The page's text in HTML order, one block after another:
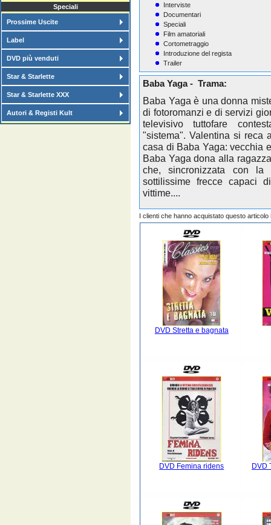
Speciali
Prossime Uscite
Label
DVD più venduti
Star & Starlette
Star & Starlette XXX
Autori & Registi Kult
Interviste
Documentari
Speciali
Film amatoriali
Cortometraggio
Introduzione del regista
Trailer
Baba Yaga - Trama:
Baba Yaga è una donna
di fotoromanzi e di servizi
televisivo tuttofare
"sistema". Valentina si reca
casa di Baba Yaga: vecchia
Baba Yaga dona alla
che, sincronizzata con la
sottilissime frecce capaci
vittime....
I clienti che hanno acquistato questo
DVD Stretta e bagnata
DVD Femina ridens DVD